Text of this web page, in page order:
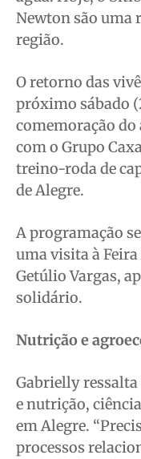
Newton são uma
região.
O retorno das
próximo sábado
comemoração
com o Grupo
treino-roda de
de Alegre.
A programação
uma visita à
Getúlio Vargas,
solidário.
Nutrição e
Gabrielly
e nutrição,
em Alegre.
processos